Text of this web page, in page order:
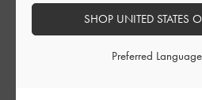
全体的に思ったよりも柔らかくて
ほどよいストレッチ感。
まだ少し履いただけですが、
SHOP UNITED STATES
Preferred